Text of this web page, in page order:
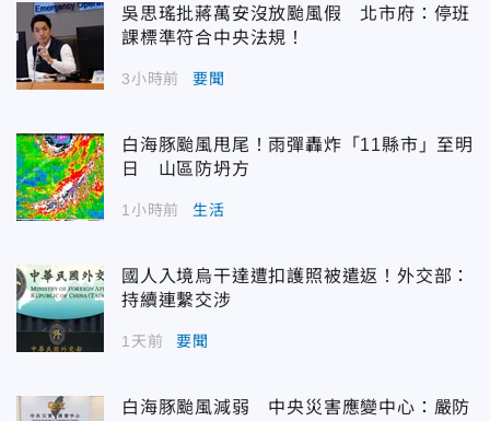
吳思瑤批蔣萬安沒放颱風假 北市府：停班
課標準符合中央法規！
3小時前 要聞
白海豚颱風甩尾！雨彈轟炸「11縣市」至明
日 山區防坍方
1小時前 生活
國人入境烏干達遭扣護照被遣返！外交部：
持續連繫交涉
1天前 要聞
白海豚颱風減弱 中央災害應變中心：嚴防